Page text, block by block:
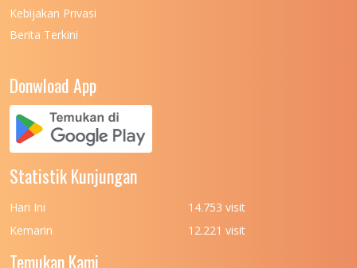
UNIVERSITAS NEGERI MEDAN
UNIVERSITAS NEGERI PADANG
UNIVERSITAS NUSA CENDANA
UNIVERSITAS PADJADJARAN
UNIVERSITAS PATTIMURA
(UPN) VETERAN JAKARTA
Kebijakan Privasi
Berita Terkini
Donwload App
Statistik Kunjungan
Hari Ini
14.753 visit
Kemarin
12.221 visit
Temukan Kami